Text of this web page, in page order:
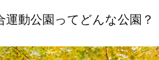
運動公園ってどんな公園？